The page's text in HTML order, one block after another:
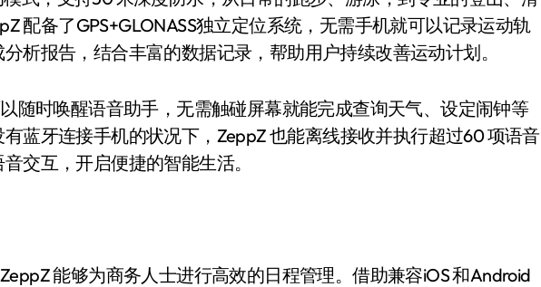
配备了GPS+GLONASS独立定位系统，无需手机就可以记录运动轨
析报告，结合丰富的数据记录，帮助用户持续改善运动计划。
随时唤醒语音助手，无需触碰屏幕就能完成查询天气、设定闹钟等
蓝牙连接手机的状况下，ZeppZ 也能离线接收并执行超过60 项语音
交互，开启便捷的智能生活。
能够为商务人士进行高效的日程管理。借助兼容iOS 和Android